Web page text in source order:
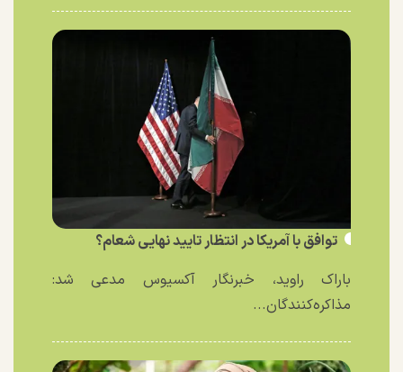
توافق با آمریکا در انتظار تایید نهایی شعام؟
باراک راوید، خبرنگار آکسیوس مدعی شد:
مذاکره‌کنندگان...